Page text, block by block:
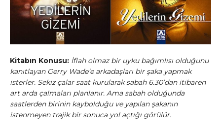
Kitabın Konusu: İflah olmaz bir uyku bağımlısı olduğunu
kanıtlayan Gerry Wade’e arkadaşları bir şaka yapmak
isterler. Sekiz çalar saat kurularak sabah 6.30’dan itibaren
art arda çalmaları planlanır. Ama sabah olduğunda
saatlerden birinin kaybolduğu ve yapılan şakanın
istenmeyen trajik bir sonuca yol açtığı görülür.